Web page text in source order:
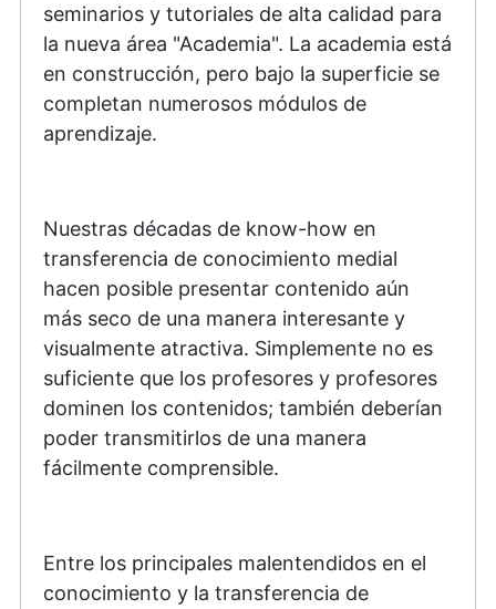
seminarios y tutoriales de alta calidad para
la nueva área "Academia". La academia está
en construcción, pero bajo la superficie se
completan numerosos módulos de
aprendizaje.
Nuestras décadas de know-how en
transferencia de conocimiento medial
hacen posible presentar contenido aún
más seco de una manera interesante y
visualmente atractiva. Simplemente no es
suficiente que los profesores y profesores
dominen los contenidos; también deberían
poder transmitirlos de una manera
fácilmente comprensible.
Entre los principales malentendidos en el
conocimiento y la transferencia de